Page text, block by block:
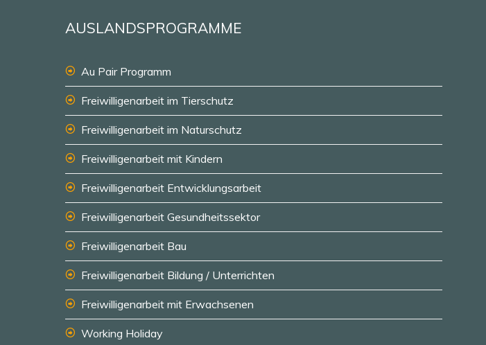
AUSLANDSPROGRAMME
Au Pair Programm
Freiwilligenarbeit im Tierschutz
Freiwilligenarbeit im Naturschutz
Freiwilligenarbeit mit Kindern
Freiwilligenarbeit Entwicklungsarbeit
Freiwilligenarbeit Gesundheitssektor
Freiwilligenarbeit Bau
Freiwilligenarbeit Bildung / Unterrichten
Freiwilligenarbeit mit Erwachsenen
Working Holiday